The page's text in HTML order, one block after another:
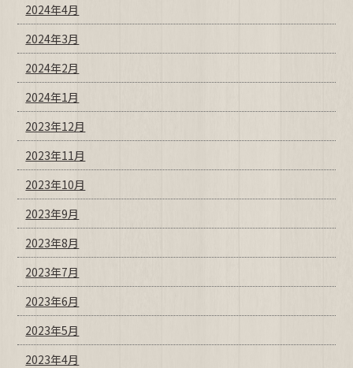
2024年4月
2024年3月
2024年2月
2024年1月
2023年12月
2023年11月
2023年10月
2023年9月
2023年8月
2023年7月
2023年6月
2023年5月
2023年4月